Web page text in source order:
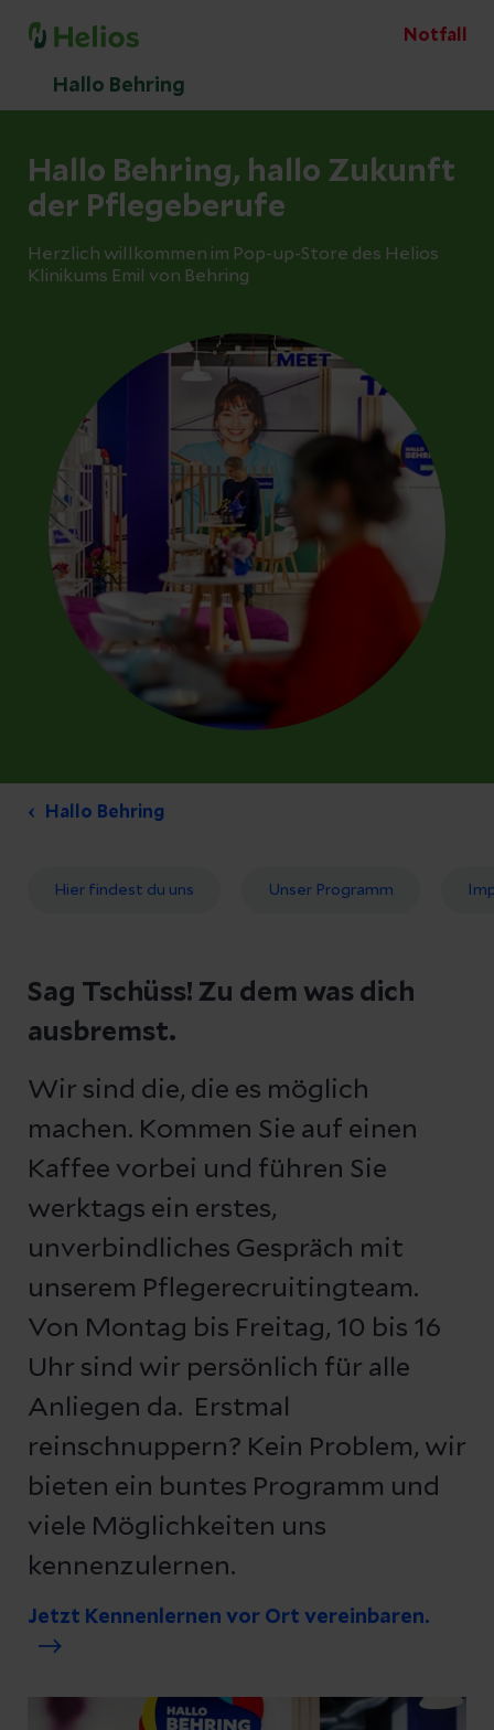
Notfall
Hallo Behring
Hallo Behring, hallo Zukunft
der Pflegeberufe
Herzlich willkommen im Pop-up-Store des Helios
Klinikums Emil von Behring
Hallo Behring
Hier findest du uns Unser Programm
Sag Tschüss! Zu dem was dich
ausbremst.
Wir sind die, die es möglich
machen. Kommen Sie auf einen
Kaffee vorbei und führen Sie
werktags ein erstes,
unverbindliches Gespräch mit
unserem Pflegerecruitingteam.
Von Montag bis Freitag, 10 bis 16
Uhr sind wir persönlich für alle
Anliegen da. Erstmal
reinschnuppern? Kein Problem, wir
bieten ein buntes Programm und
viele Möglichkeiten uns
kennenzulernen.
Jetzt Kennenlernen vor Ort vereinbaren.